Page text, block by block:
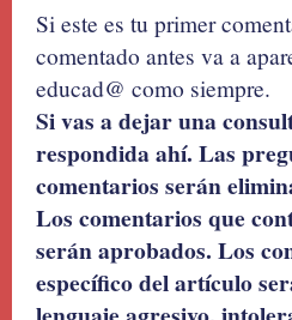
Si este es tu primer
comentado antes va a
educad@ como siempre.
Si vas a dejar una
respondida ahí. Las
comentarios serán
Los comentarios que
serán aprobados. Los
específico del artículo